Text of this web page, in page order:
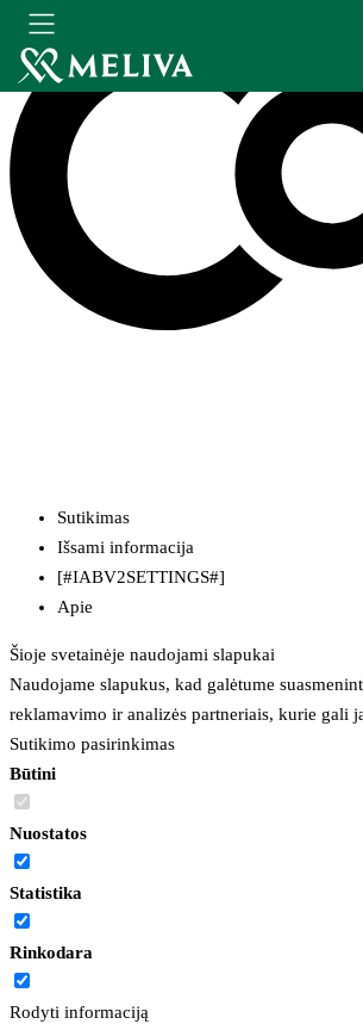
Sutikimas
Išsami informacija
[#IABV2SETTINGS#]
Apie
Šioje svetainėje naudojami slapukai
Naudojame slapukus, kad galėtume
reklamavimo ir analizės partneriais, kurie gali
Sutikimo pasirinkimas
Būtini
Nuostatos
Statistika
Rinkodara
Rodyti informaciją